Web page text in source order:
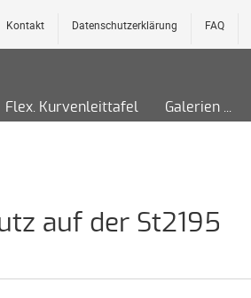
FAQ
Datenschutzerklärung
Kontakt
Flex. Kurvenleittafel Galerien
auf der St2195